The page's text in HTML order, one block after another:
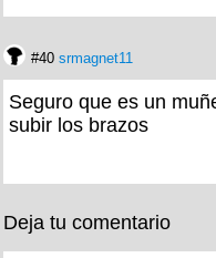
#40 srmagnet11
Seguro que es un
subir los brazos
Deja tu comentario